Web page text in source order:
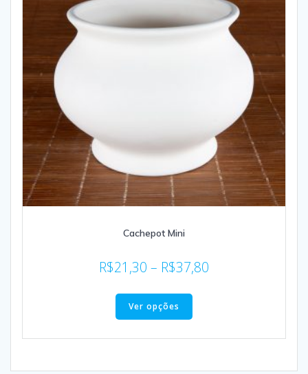
Cachepot Mini
R$21,30 – R$37,80
Ver opções